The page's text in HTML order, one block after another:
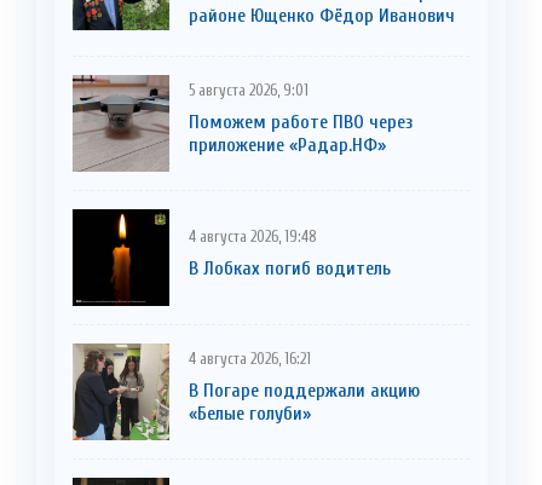
районе Ющенко Фёдор Иванович
5 августа 2026, 9:01
Поможем работе ПВО через
приложение «Радар.НФ»
4 августа 2026, 19:48
В Лобках погиб водитель
4 августа 2026, 16:21
В Погаре поддержали акцию
«Белые голуби»